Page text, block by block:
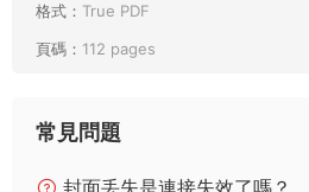
格式： True PDF
頁碼： 112 pages
常見問題